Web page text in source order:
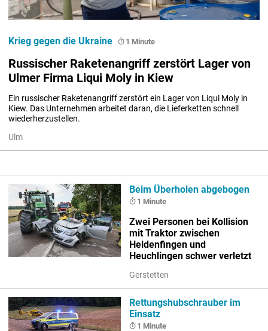
Russischer Raketenangriff zerstört Lager von
Ulmer Firma Liqui Moly in Kiew
Ein russischer Raketenangriff zerstört ein Lager von Liqui Moly in
Kiew. Das Unternehmen arbeitet daran, die Lieferketten schnell
wiederherzustellen.
Ulm
Krieg gegen die Ukraine 1 Minute
Zwei Personen bei Kollision
mit Traktor zwischen
Heldenfingen und
Heuchlingen schwer verletzt
Gerstetten
Beim Überholen abgebogen
1 Minute
Rettungshubschrauber im
Einsatz
1 Minute